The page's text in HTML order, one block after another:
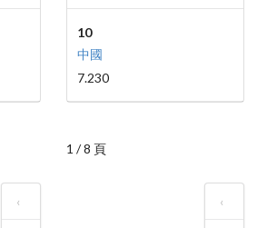
‹
10
中國
7.230
1 / 8 頁
‹